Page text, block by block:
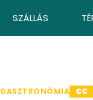
SZÁLLÁS
GASZTRONÓMIA €€